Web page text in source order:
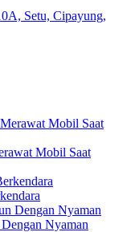
Setu, Cipayung,
Mobil Saat
Nyaman